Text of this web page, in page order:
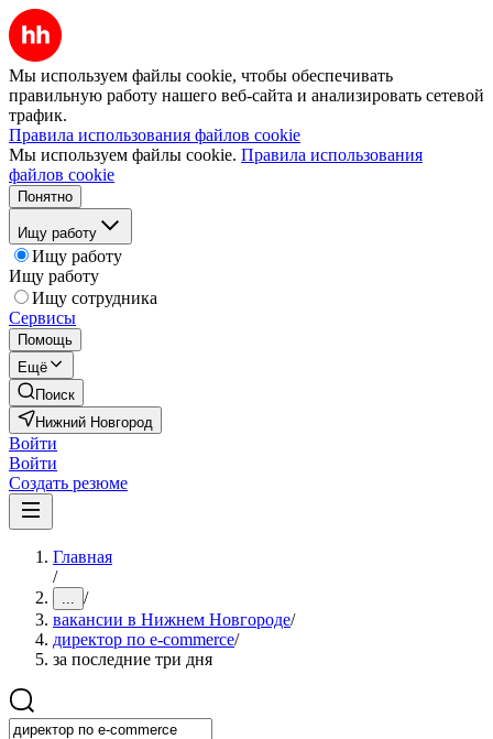
Мы используем файлы cookie, чтобы обеспечивать
правильную работу нашего веб-сайта и анализировать сетевой
трафик.
Правила использования файлов cookie
Мы используем файлы cookie. Правила использования
файлов cookie
Понятно
Ищу работу
Ищу работу
Ищу работу
Ищу сотрудника
Сервисы
Помощь
Ещё
Поиск
Нижний Новгород
Войти
Войти
Создать резюме
Главная
/
... /
вакансии в Нижнем Новгороде/
директор по e-commerce/
за последние три дня